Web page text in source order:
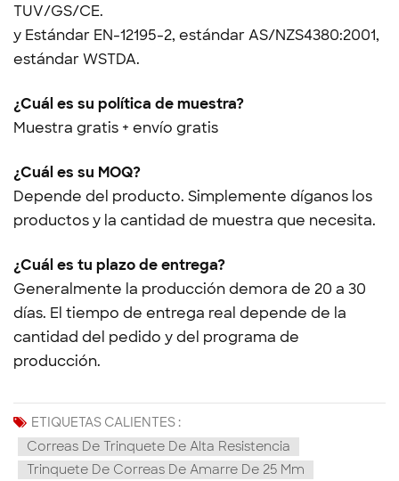
TUV/GS/CE.
y Estándar EN-12195-2, estándar AS/NZS4380:2001,
estándar WSTDA.
¿Cuál es su política de muestra?
Muestra gratis + envío gratis
¿Cuál es su MOQ?
Depende del producto. Simplemente díganos los
productos y la cantidad de muestra que necesita.
¿Cuál es tu plazo de entrega?
Generalmente la producción demora de 20 a 30
días. El tiempo de entrega real depende de la
cantidad del pedido y del programa de
producción.
ETIQUETAS CALIENTES :
Correas De Trinquete De Alta Resistencia
Trinquete De Correas De Amarre De 25 Mm